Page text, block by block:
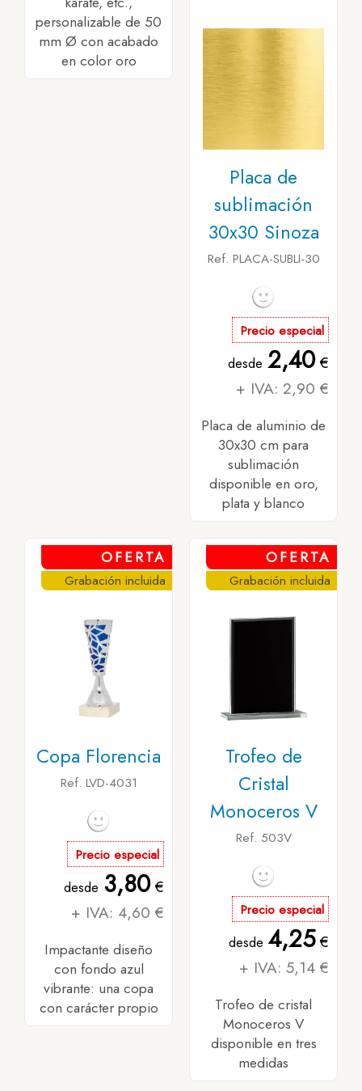
personalizable de 50
mm Ø con acabado
en color oro
Placa de
sublimación
30x30 Sinoza
Ref. PLACA-SUBLI-30
Precio especial
desde 2,40€
+ IVA: 2,90 €
Placa de aluminio de
30x30 cm para
sublimación
disponible en oro,
plata y blanco
OFERTA
Grabación incluida
Copa Florencia
Ref. LVD-4031
Precio especial
desde 3,80€
+ IVA: 4,60 €
Impactante diseño
con fondo azul
vibrante: una copa
con carácter propio
OFERTA
Grabación incluida
Trofeo de
Cristal
Monoceros V
Ref. 503V
Precio especial
desde 4,25€
+ IVA: 5,14 €
Trofeo de cristal
Monoceros V
disponible en tres
medidas